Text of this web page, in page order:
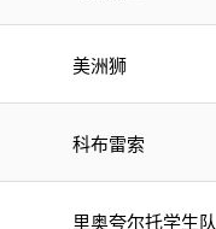
美洲狮
科布雷索
里奥夸尔托学生队